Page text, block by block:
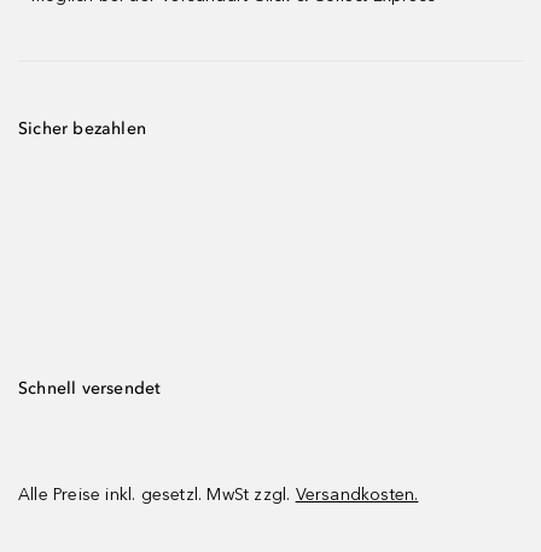
Sicher bezahlen
Schnell versendet
Alle Preise inkl. gesetzl. MwSt zzgl. Versandkosten.